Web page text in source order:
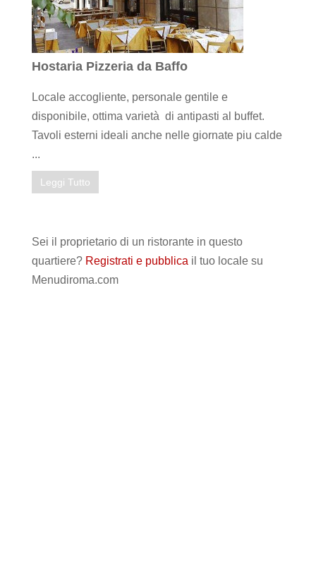
Hostaria Pizzeria da Baffo
Locale accogliente, personale gentile e
disponibile, ottima varietà di antipasti al buffet.
Tavoli esterni ideali anche nelle giornate piu calde
...
Leggi Tutto
Sei il proprietario di un ristorante in questo
quartiere? Registrati e pubblica il tuo locale su
Menudiroma.com